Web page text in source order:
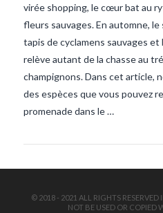
virée shopping, le cœur bat au
fleurs sauvages. En automne,
tapis de cyclamens sauvages
relève autant de la chasse au
champignons. Dans cet article,
des espèces que vous pouvez
promenade dans le …
© 2018 - 2021 ALL RIGHTS
NOT BE USED OR COPIED